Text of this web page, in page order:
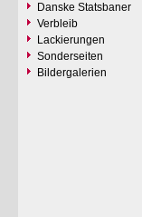
Danske Statsbaner
Verbleib
Lackierungen
Sonderseiten
Bildergalerien